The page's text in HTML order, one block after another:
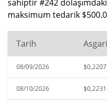
sahiptir #242
maksimum tedarik
Tarih Asgari
08/09/2026
08/10/2026